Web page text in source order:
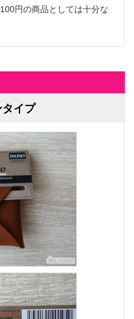
円の商品としては十分な
タイプ